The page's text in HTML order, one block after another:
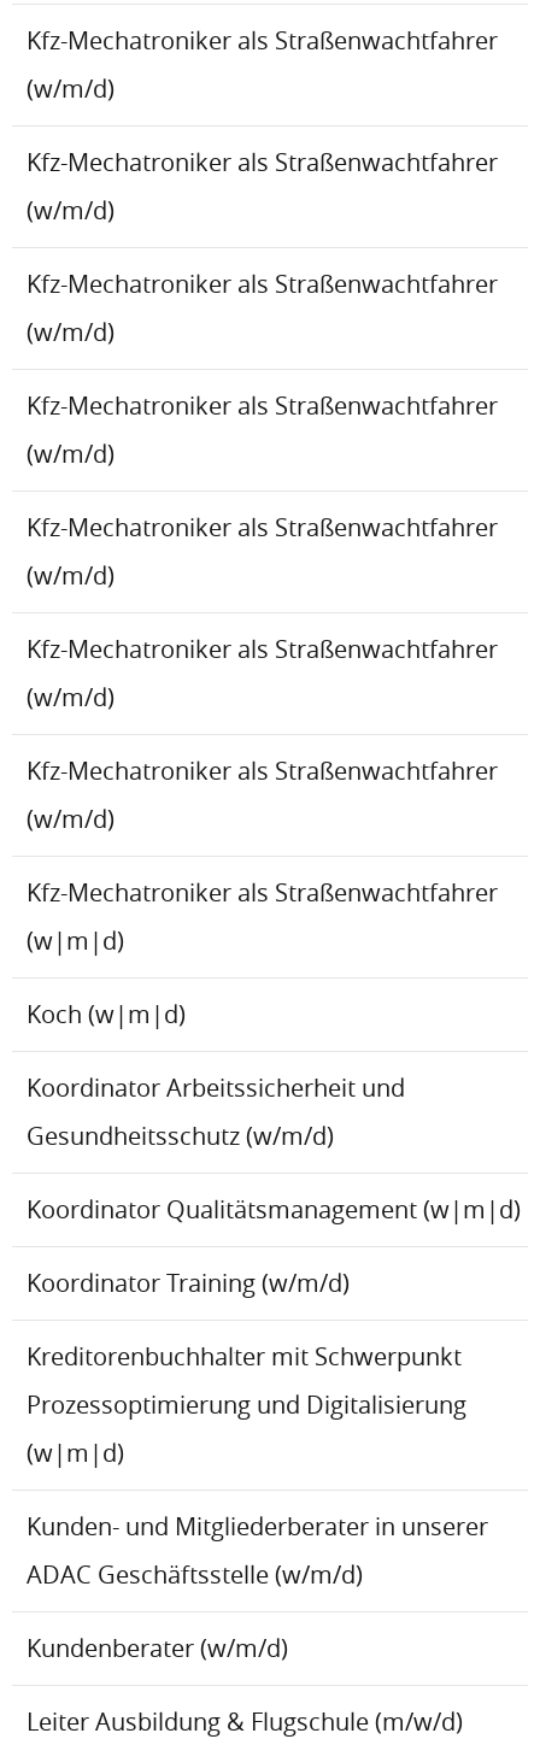
Kfz-Mechatroniker als Straßenwachtfahrer
(w/m/d)
Kfz-Mechatroniker als Straßenwachtfahrer
(w/m/d)
Kfz-Mechatroniker als Straßenwachtfahrer
(w/m/d)
Kfz-Mechatroniker als Straßenwachtfahrer
(w/m/d)
Kfz-Mechatroniker als Straßenwachtfahrer
(w/m/d)
Kfz-Mechatroniker als Straßenwachtfahrer
(w/m/d)
Kfz-Mechatroniker als Straßenwachtfahrer
(w/m/d)
Kfz-Mechatroniker als Straßenwachtfahrer
(w|m|d)
Koch (w|m|d)
Koordinator Arbeitssicherheit und
Gesundheitsschutz (w/m/d)
Koordinator Qualitätsmanagement (w|m|d)
Koordinator Training (w/m/d)
Kreditorenbuchhalter mit Schwerpunkt
Prozessoptimierung und Digitalisierung
(w|m|d)
Kunden- und Mitgliederberater in unserer
ADAC Geschäftsstelle (w/m/d)
Kundenberater (w/m/d)
Leiter Ausbildung & Flugschule (m/w/d)